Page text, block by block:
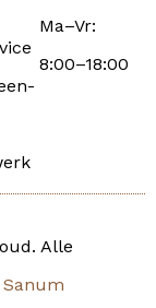
Ma–Vr:
8:00–18:00
Alle
Sanum